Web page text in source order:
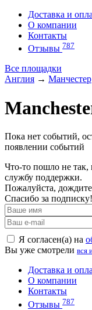
Доставка и
О компании
Контакты
Отзывы 787
Все площадки
Англия → Манчестер
Пока нет событий,
появлении событий
Что-то пошло не так,
службу поддержки.
Пожалуйста,
Спасибо за подписку!
Я согласен(а) на
Вы уже смотрели вся
Доставка и
О компании
Контакты
Отзывы 787